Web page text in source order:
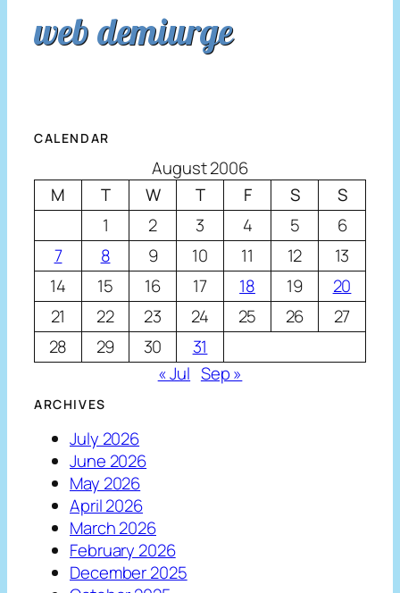
web demiurge
CALENDAR
August 2006
M
T W T F S
S
1
2 3 4 5
6
7
8 9 10 11 12
13
14
15 16 17 18 19
20
21
22 23 24 25 26
27
28
29 30
31
« Jul Sep »
ARCHIVES
July 2026
June 2026
May 2026
April 2026
March 2026
February 2026
December 2025